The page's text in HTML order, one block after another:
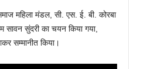
महिला मंडल, सी. एस. ई. बी. कोरबा
सुंदरी का चयन किया गया,
सम्मानीत किया।